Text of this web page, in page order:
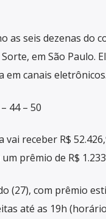
as seis dezenas do
em São Paulo.
em canais eletrônicos.
44 – 50
receber R$
prêmio de R$
(27), com prêmio
até as 19h